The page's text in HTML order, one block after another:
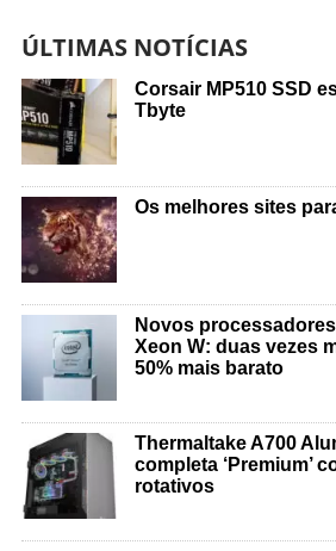
ÚLTIMAS NOTÍCIAS
Corsair MP510 SSD
Tbyte
Os melhores sites
Novos
Xeon W: duas vezes
50% mais barato
Thermaltake A700
completa ‘Premium’
rotativos